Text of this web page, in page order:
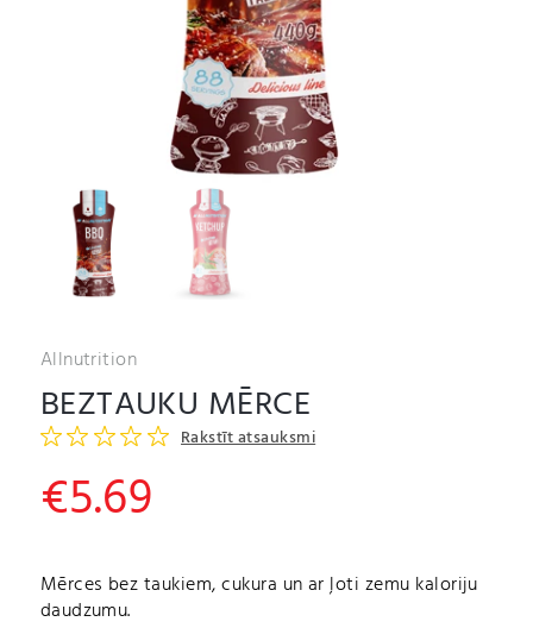
Allnutrition
BEZTAUKU MĒRCE
Rakstīt atsauksmi
€5.69
Mērces bez taukiem, cukura un ar ļoti zemu kaloriju
daudzumu.